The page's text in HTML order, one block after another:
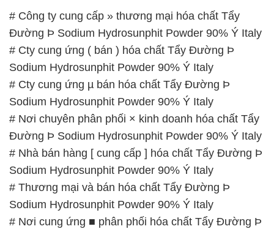
# Công ty cung cấp » thương mại hóa chất Tẩy
Đường Þ Sodium Hydrosunphit Powder 90% Ý Italy
# Cty cung ứng ( bán ) hóa chất Tẩy Đường Þ
Sodium Hydrosunphit Powder 90% Ý Italy
# Cty cung ứng µ bán hóa chất Tẩy Đường Þ
Sodium Hydrosunphit Powder 90% Ý Italy
# Nơi chuyên phân phối × kinh doanh hóa chất Tẩy
Đường Þ Sodium Hydrosunphit Powder 90% Ý Italy
# Nhà bán hàng [ cung cấp ] hóa chất Tẩy Đường Þ
Sodium Hydrosunphit Powder 90% Ý Italy
# Thương mại và bán hóa chất Tẩy Đường Þ
Sodium Hydrosunphit Powder 90% Ý Italy
# Nơi cung ứng ■ phân phối hóa chất Tẩy Đường Þ